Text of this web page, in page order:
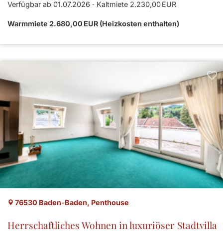
Verfügbar ab 01.07.2026 Kaltmiete 2.230,00 EUR
Warmmiete 2.680,00 EUR (Heizkosten enthalten)
76530 Baden-Baden, Penthouse
Herrschaftliches Wohnen in luxuriöser Stadtvilla